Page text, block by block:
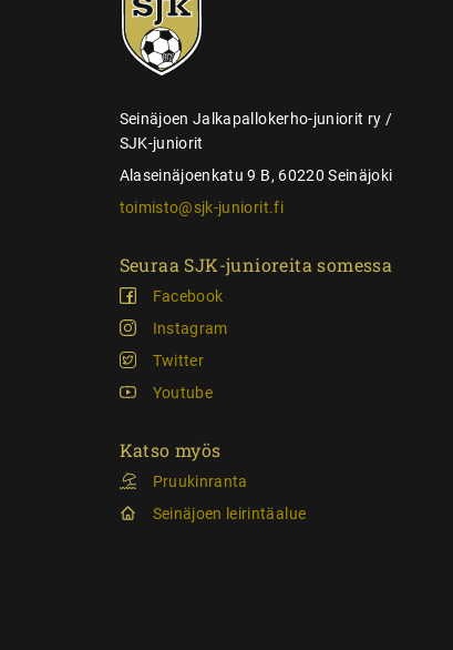
juniorit
Seinäjoen Jalkapallokerho-juniorit ry /
SJK-juniorit
Alaseinäjoenkatu 9 B, 60220 Seinäjoki
toimisto@sjk-juniorit.fi
Seuraa SJK-junioreita somessa
Facebook
Instagram
Twitter
Youtube
Katso myös
Pruukinranta
Seinäjoen leirintäalue